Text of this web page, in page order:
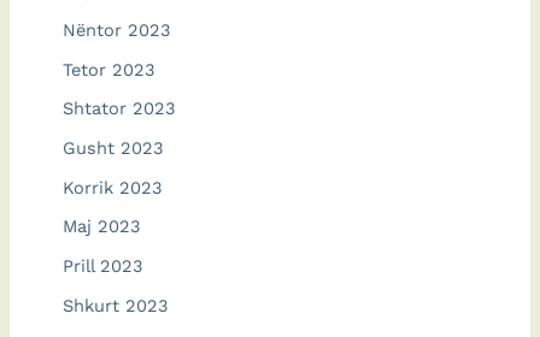
Nëntor 2023
Tetor 2023
Shtator 2023
Gusht 2023
Korrik 2023
Maj 2023
Prill 2023
Shkurt 2023